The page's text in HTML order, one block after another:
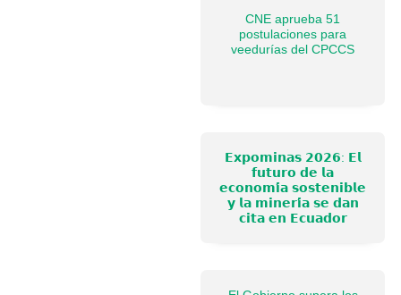
CNE aprueba 51
postulaciones para
veedurías del CPCCS
𝗘𝘅𝗽𝗼𝗺𝗶𝗻𝗮𝘀 𝟮𝟬𝟮𝟲: 𝗘𝗹
𝗳𝘂𝘁𝘂𝗿𝗼 𝗱𝗲 𝗹𝗮
𝗲𝗰𝗼𝗻𝗼𝗺𝗶́𝗮 𝘀𝗼𝘀𝘁𝗲𝗻𝗶𝗯𝗹𝗲
𝘆 𝗹𝗮 𝗺𝗶𝗻𝗲𝗿𝗶́𝗮 𝘀𝗲 𝗱𝗮𝗻
𝗰𝗶𝘁𝗮 𝗲𝗻 𝗘𝗰𝘂𝗮𝗱𝗼𝗿